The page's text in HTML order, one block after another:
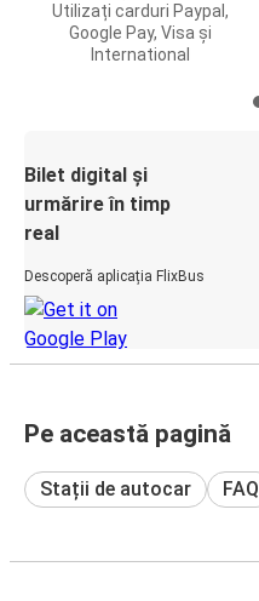
Utilizați carduri Paypal,
Google Pay, Visa și
International
Bilet digital și
urmărire în timp
real
Descoperă aplicația FlixBus
Pe această pagină
Stații de autocar FAQ